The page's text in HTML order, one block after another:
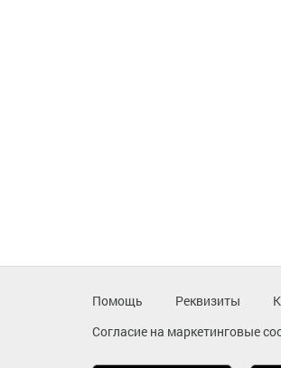
Помощь Реквизиты
Согласие на маркетинговые